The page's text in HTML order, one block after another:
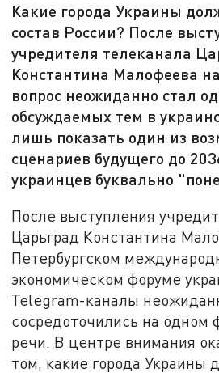
Какие города Украины
состав России? После
учредителя телеканала
Константина Малофеева
вопрос неожиданно стал
обсуждаемых тем в
лишь показать один из
сценариев будущего до
украинцев буквально
После выступления
Царьград Константина
Петербургском
экономическом форуме
Telegram-каналы
сосредоточились на одном
речи. В центре внимания
том, какие города Украины